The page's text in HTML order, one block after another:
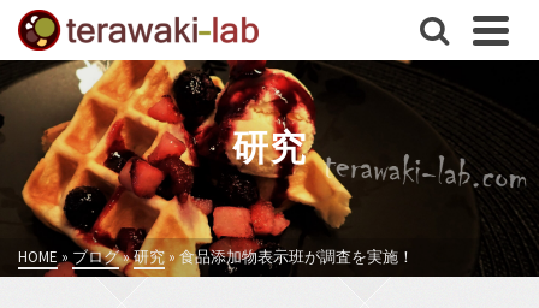
研究
HOME » ブログ»研究 » 食品添加物表示班が調査を実施！